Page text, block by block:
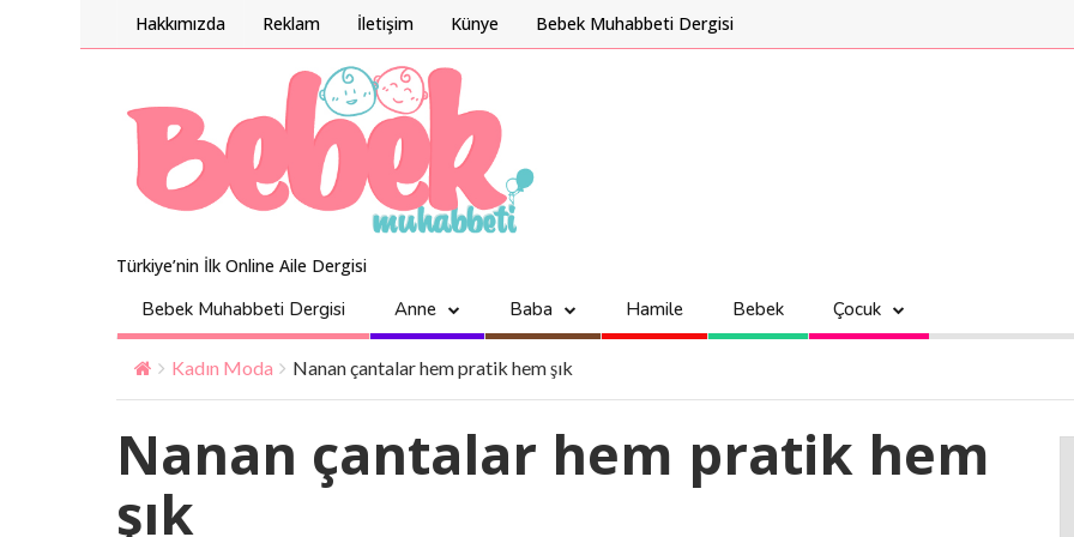
Hakkımızda Reklam İletişim Künye Bebek Muhabbeti Dergisi
Türkiye’nin İlk Online Aile Dergisi
Bebek Muhabbeti Dergisi Anne Baba Hamile Bebek Çocuk
Kadın Moda Nanan çantalar hem pratik hem şık
Nanan çantalar hem pratik hem
şık